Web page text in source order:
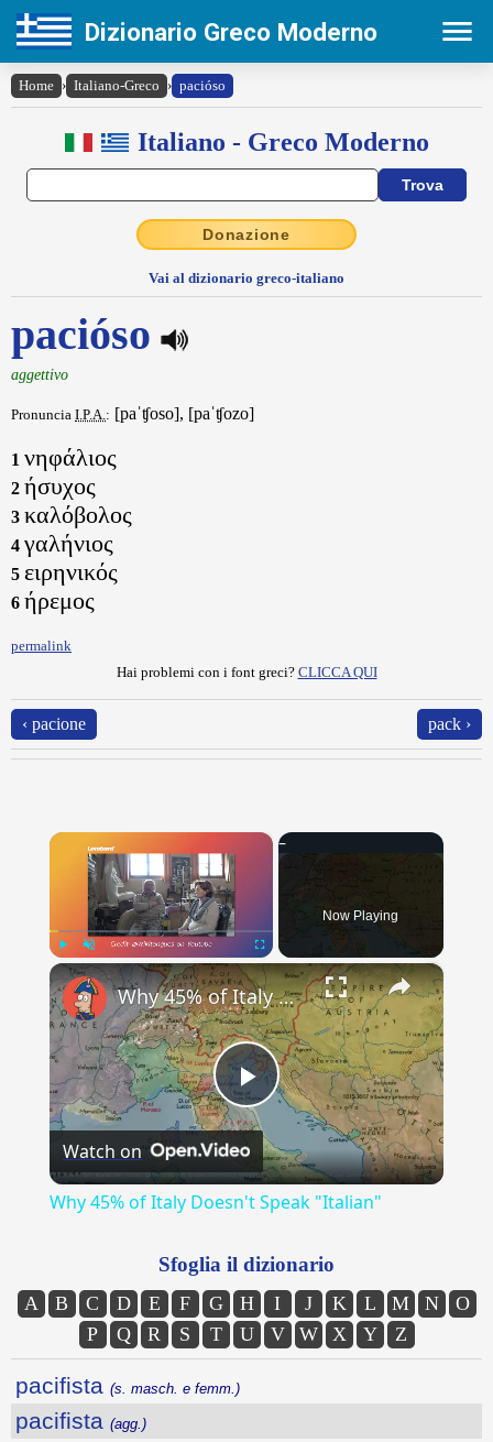
Dizionario Greco Moderno
Home › Italiano-Greco › pacióso
Italiano - Greco Moderno
Donazione
Vai al dizionario greco-italiano
pacióso
aggettivo
Pronuncia I.P.A.: [paˈʧoso], [paˈʧozo]
1 νηφάλιος
2 ήσυχος
3 καλόβολος
4 γαλήνιος
5 ειρηνικός
6 ήρεμος
permalink
Hai problemi con i font greci? CLICCA QUI
‹ pacione pack ›
×
Play Unmute Fullscreen
Now Playing
×
Play
Video
Why 45% of Italy Doesn't Speak "Italian"
Watch on
Why 45% of Italy Doesn't Speak "Italian"
Sfoglia il dizionario
A B C D E F G H I J K L M N
O
P
Q R S T U V W X Y Z
pacifista (s. masch. e femm.)
pacifista (agg.)